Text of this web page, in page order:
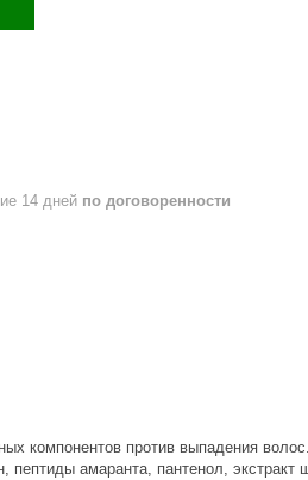
14 дней по договоренности
компонентов против выпадения
амаранта, пантенол,